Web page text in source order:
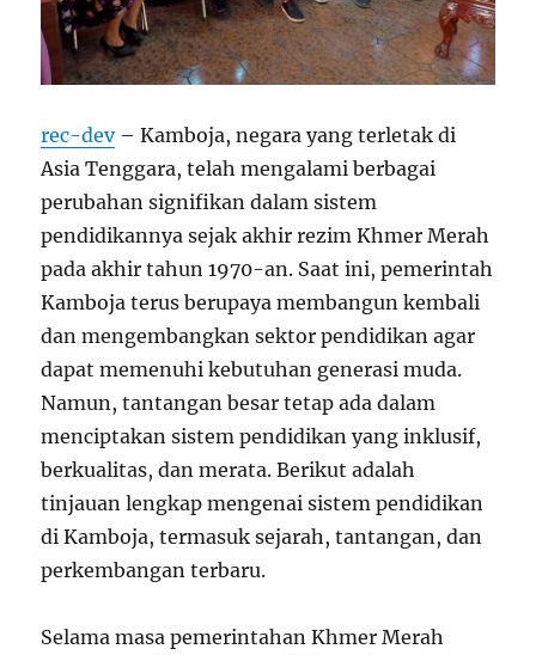
rec-dev– Kamboja, negara yang terletak di
Asia Tenggara, telah mengalami berbagai
perubahan signifikan dalam sistem
pendidikannya sejak akhir rezim Khmer Merah
pada akhir tahun 1970-an. Saat ini, pemerintah
Kamboja terus berupaya membangun kembali
dan mengembangkan sektor pendidikan agar
dapat memenuhi kebutuhan generasi muda.
Namun, tantangan besar tetap ada dalam
menciptakan sistem pendidikan yang inklusif,
berkualitas, dan merata. Berikut adalah
tinjauan lengkap mengenai sistem pendidikan
di Kamboja, termasuk sejarah, tantangan, dan
perkembangan terbaru.
Selama masa pemerintahan Khmer Merah